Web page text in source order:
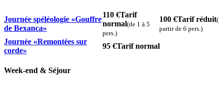
Journée spéléologie «Gouffre
de Bexanca»
110 €Tarif
normal(de 1 à 5
pers.)
100 €Tarif réduit(
partir de 6 pers.)
Journée «Remontées sur
corde»
95 €Tarif normal
Week-end & Séjour